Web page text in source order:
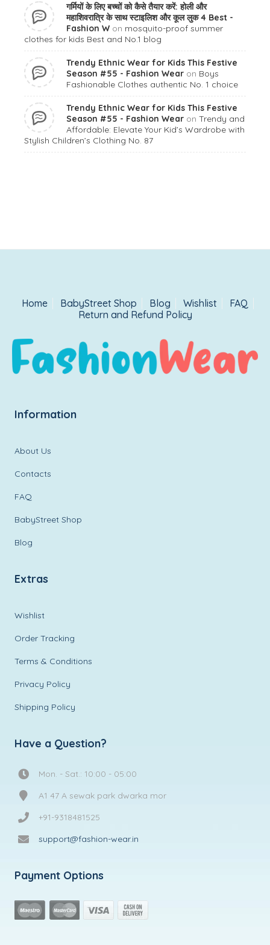
गर्मियों के लिए बच्चों को कैसे तैयार करें: होली और
महाशिवरात्रि के साथ स्टाइलिश और कूल लुक 4 Best -
Fashion W on mosquito-proof summer
clothes for kids Best and No.1 blog
Trendy Ethnic Wear for Kids This Festive
Season #55 - Fashion Wear on Boys
Fashionable Clothes authentic No. 1 choice
Trendy Ethnic Wear for Kids This Festive
Season #55 - Fashion Wear on Trendy and
Affordable: Elevate Your Kid’s Wardrobe with
Stylish Children’s Clothing No. 87
Home BabyStreet Shop Blog Wishlist
FAQ
Return and Refund Policy
Information
About Us
Contacts
FAQ
BabyStreet Shop
Blog
Extras
Wishlist
Order Tracking
Terms & Conditions
Privacy Policy
Shipping Policy
Have a Question?
Mon. - Sat.: 10:00 - 05:00
A1 47 A sewak park dwarka mor
+91-9318481525
support@fashion-wear.in
Payment Options